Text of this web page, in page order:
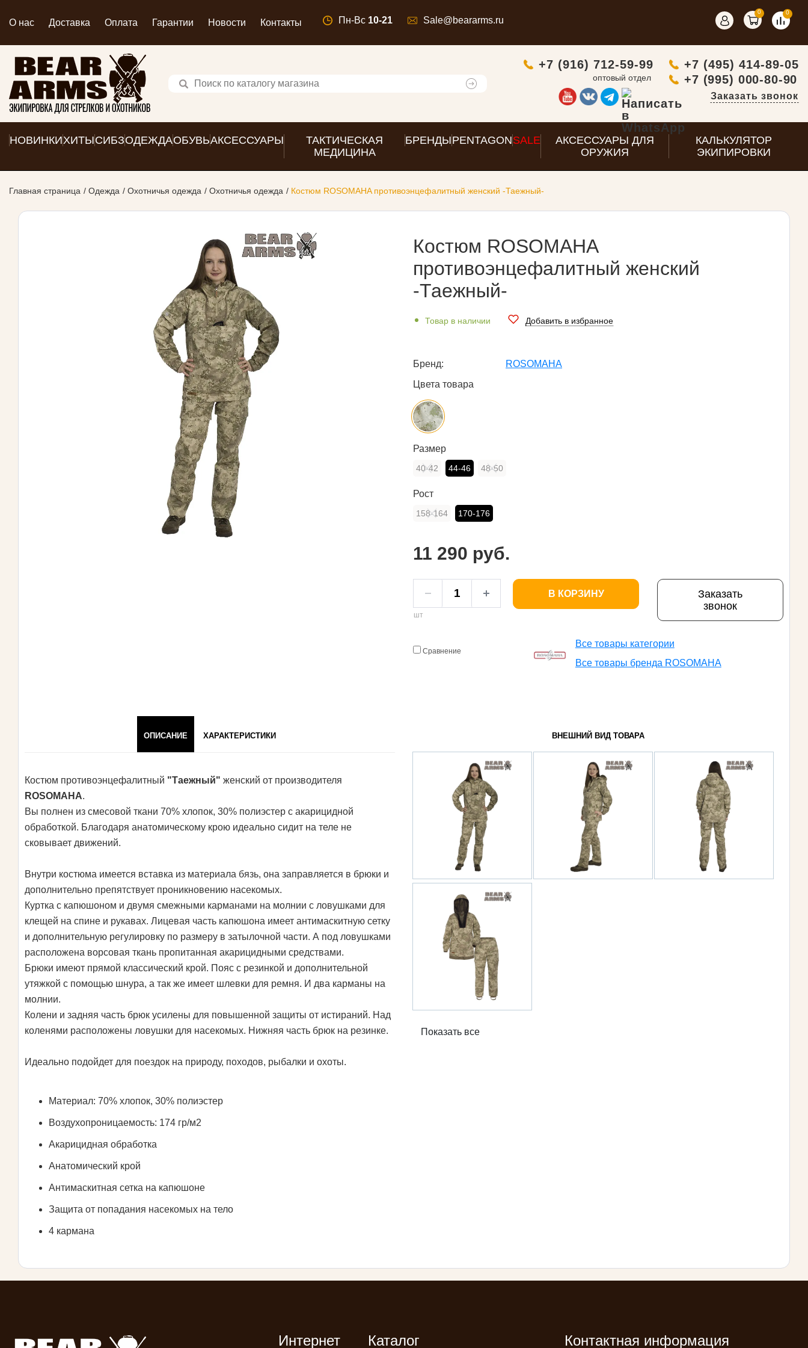
О нас Доставка Оплата Гарантии Новости Контакты Пн-Вс 10-21 Sale@beararms.ru
0 0
+7 (916) 712-59-99
оптовый отдел
+7 (495) 414-89-05
+7 (995) 000-80-90
Заказать звонок
НОВИНКИХИТЫСИБЗОДЕЖДАОБУВЬАКСЕССУАРЫ
ТАКТИЧЕСКАЯ
МЕДИЦИНА
БРЕНДЫPENTAGONSALE
АКСЕССУАРЫ ДЛЯ
ОРУЖИЯ
КАЛЬКУЛЯТОР
ЭКИПИРОВКИ
Главная страница Одежда Охотничья одежда Охотничья одежда Костюм ROSOMAHA противоэнцефалитный женский -Таежный-
Костюм ROSOMAHA
противоэнцефалитный женский
-Таежный-
Товар в наличии Добавить в избранное
Бренд:
ROSOMAHA
Цвета товара
Размер
40-42 44-46 48-50
Рост
158-164 170-176
11 290 руб.
шт
В КОРЗИНУ
Заказать
звонок
Сравнение
Все товары категории
Все товары бренда ROSOMAHA
ОПИСАНИЕ ХАРАКТЕРИСТИКИ
Костюм противоэнцефалитный "Таежный" женский от производителя
ROSOMAHA.
Вы полнен из смесовой ткани 70% хлопок, 30% полиэстер с акарицидной
обработкой. Благодаря анатомическому крою идеально сидит на теле не
сковывает движений.
Внутри костюма имеется вставка из материала бязь, она заправляется в брюки и
дополнительно препятствует проникновению насекомых.
Куртка с капюшоном и двумя смежными карманами на молнии с ловушками для
клещей на спине и рукавах. Лицевая часть капюшона имеет антимаскитную сетку
и дополнительную регулировку по размеру в затылочной части. А под ловушками
расположена ворсовая ткань пропитанная акарицидными средствами.
Брюки имеют прямой классический крой. Пояс с резинкой и дополнительной
утяжкой с помощью шнура, а так же имеет шлевки для ремня. И два карманы на
молнии.
Колени и задняя часть брюк усилены для повышенной защиты от истираний. Над
коленями расположены ловушки для насекомых. Нижняя часть брюк на резинке.
Идеально подойдет для поездок на природу, походов, рыбалки и охоты.
Материал: 70% хлопок, 30% полиэстер
Воздухопроницаемость: 174 гр/м2
Акарицидная обработка
Анатомический крой
Антимаскитная сетка на капюшоне
Защита от попадания насекомых на тело
4 кармана
ВНЕШНИЙ ВИД ТОВАРА
Показать все
Интернет Каталог Контактная информация